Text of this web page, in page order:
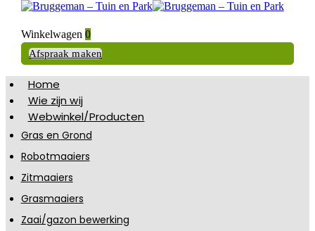
Winkelwagen 0
Afspraak maken
Home
Wie zijn wij
Webwinkel/Producten
Gras en Grond
Robotmaaiers
Zitmaaiers
Grasmaaiers
Zaai/gazon bewerking